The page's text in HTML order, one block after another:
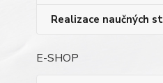
Realizace naučných
E-SHOP